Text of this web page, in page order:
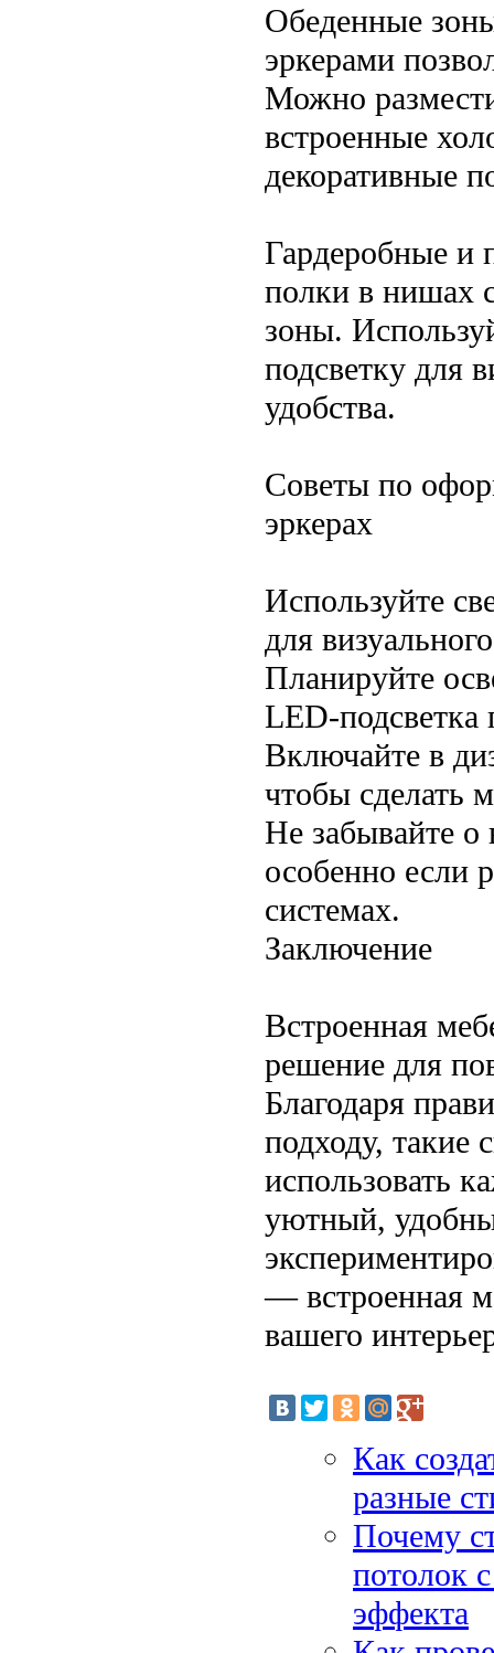
Обеденные
эркерами
Можно
встроенные
декоративные
Гардеробные и
полки в нишах
зоны.
подсветку для
удобства.
Советы по
эркерах
Используйте
для
Планируйте
LED-подсветка
Включайте в
чтобы сделать
Не забывайте
особенно если
системах.
Заключение
Встроенная
решение для
Благодаря
подходу, такие
использовать
уютный,
— встроенная
вашего
Как
разные
Почему
потолок
эффекта